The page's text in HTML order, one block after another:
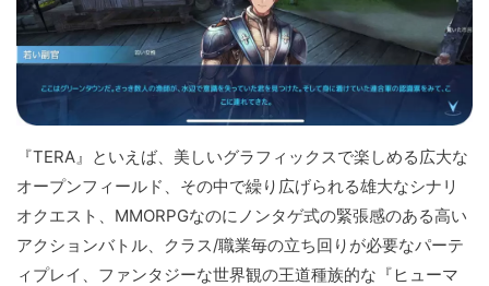
『TERA』といえば、美しいグラフィックスで楽しめる広大な
オープンフィールド、その中で繰り広げられる雄大なシナリ
オクエスト、MMORPGなのにノンタゲ式の緊張感のある高い
アクションバトル、クラス/職業毎の立ち回りが必要なパーテ
ィプレイ、ファンタジーな世界観の王道種族的な『ヒューマ